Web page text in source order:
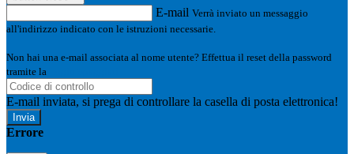
E-mail Verrà inviato un messaggio
all'indirizzo indicato con le istruzioni necessarie.
Non hai una e-mail associata al nome utente? Effettua il reset della password
tramite la
E-mail inviata, si prega di controllare la casella di posta elettronica!
Errore